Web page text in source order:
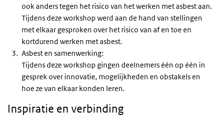
ook anders tegen het risico van het werken met asbest aan.
Tijdens deze workshop werd aan de hand van stellingen
met elkaar gesproken over het risico van af en toe en
kortdurend werken met asbest.
Asbest en samenwerking:
Tijdens deze workshop gingen deelnemers één op één in
gesprek over innovatie, mogelijkheden en obstakels en
hoe ze van elkaar konden leren.
Inspiratie en verbinding